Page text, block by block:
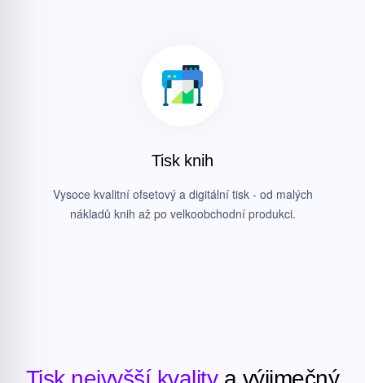
Tisk knih
Vysoce kvalitní ofsetový a digitální tisk - od malých
nákladů knih až po velkoobchodní produkci.